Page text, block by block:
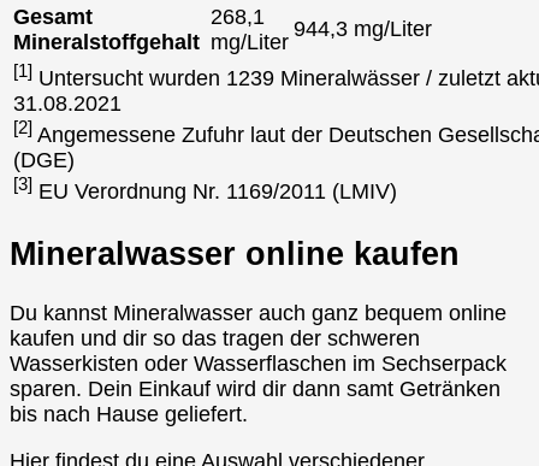
Gesamt
Mineralstoffgehalt
268,1
mg/Liter
944,3 mg/Liter
[1] Untersucht wurden 1239 Mineralwässer / zuletzt
31.08.2021
[2] Angemessene Zufuhr laut der Deutschen
(DGE)
[3] EU Verordnung Nr. 1169/2011 (LMIV)
Mineralwasser online kaufen
Du kannst Mineralwasser auch ganz bequem online
kaufen und dir so das tragen der schweren
Wasserkisten oder Wasserflaschen im Sechserpack
sparen. Dein Einkauf wird dir dann samt Getränken
bis nach Hause geliefert.
Hier findest du eine Auswahl verschiedener